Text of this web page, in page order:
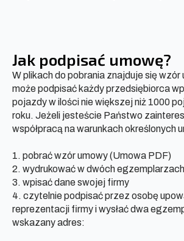
Jak podpisać umowę?
W plikach do pobrania znajduje się wzór
może podpisać każdy przedsiębiorca
pojazdy w ilości nie większej niż 1000
roku. Jeżeli jesteście Państwo
współpracą na warunkach określonych
1. pobrać wzór umowy (Umowa PDF)
2. wydrukować w dwóch egzemplarzach
3. wpisać dane swojej firmy
4. czytelnie podpisać przez osobę
reprezentacji firmy i wysłać dwa
wskazany adres: